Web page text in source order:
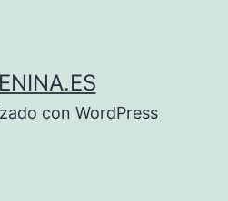
con WordPress